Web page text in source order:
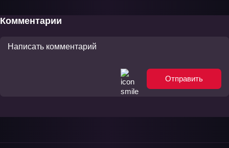
Комментарии
Отправить